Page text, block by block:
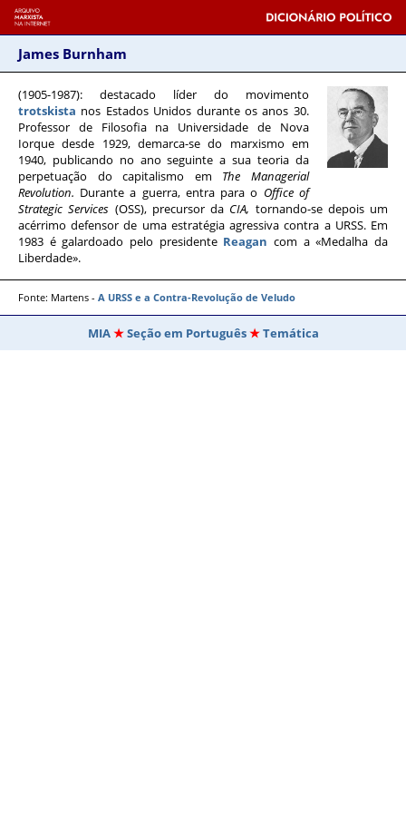
James Burnham
(1905-1987): destacado líder do movimento
trotskista nos Estados Unidos durante os anos 30.
Professor de Filosofia na Universidade de Nova
Iorque desde 1929, demarca-se do marxismo em
1940, publicando no ano seguinte a sua teoria da
perpetuação do capitalismo em The Managerial
Revolution. Durante a guerra, entra para o Office of
Strategic Services (OSS), precursor da CIA, tornando-se depois um
acérrimo defensor de uma estratégia agressiva contra a URSS. Em
1983 é galardoado pelo presidente Reagan com a «Medalha da
Liberdade».
Fonte: Martens - A URSS e a Contra-Revolução de Veludo
MIA Seção em Português Temática